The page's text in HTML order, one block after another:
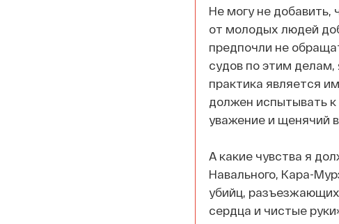
Не могу не добавить,
от молодых людей
предпочли не
судов по этим
практика является
должен испытывать
уважение и щенячий
А какие чувства я
Навального, Кара-
убийц,
сердца и чистые